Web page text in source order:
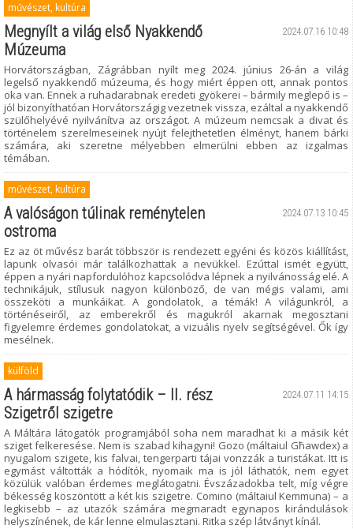
művészet, kultúra
2024.07.16 10:48
Megnyílt a világ első Nyakkendő
Múzeuma
Horvátországban, Zágrábban nyílt meg 2024. június 26-án a világ
legelső nyakkendő múzeuma, és hogy miért éppen ott, annak pontos
oka van. Ennek a ruhadarabnak eredeti gyökerei – bármily meglepő is –
jól bizonyíthatóan Horvátországig vezetnek vissza, ezáltal a nyakkendő
szülőhelyévé nyilvánítva az országot. A múzeum nemcsak a divat és
történelem szerelmeseinek nyújt felejthetetlen élményt, hanem bárki
számára, aki szeretne mélyebben elmerülni ebben az izgalmas
témában.
művészet, kultúra
2024.07.13 10:45
A valóságon túlinak reménytelen
ostroma
Ez az öt művész barát többször is rendezett egyéni és közös kiállítást,
lapunk olvasói már találkozhattak a nevükkel. Ezúttal ismét együtt,
éppen a nyári napfordulóhoz kapcsolódva lépnek a nyilvánosság elé. A
technikájuk, stílusuk nagyon különböző, de van mégis valami, ami
összeköti a munkáikat. A gondolatok, a témák! A világunkról, a
történéseiről, az emberekről és magukról akarnak megosztani
figyelemre érdemes gondolatokat, a vizuális nyelv segítségével. Ők így
mesélnek.
külföld
2024.07.11 14:15
A hármasság folytatódik – II. rész
Szigetről szigetre
A Máltára látogatók programjából soha nem maradhat ki a másik két
sziget felkeresése. Nem is szabad kihagyni! Gozo (máltaiul Għawdex) a
nyugalom szigete, kis falvai, tengerparti tájai vonzzák a turistákat. Itt is
egymást váltották a hódítók, nyomaik ma is jól láthatók, nem egyet
közülük valóban érdemes meglátogatni. Évszázadokba telt, míg végre
békesség köszöntött a két kis szigetre. Comino (máltaiul Kemmuna) – a
legkisebb – az utazók számára megmaradt egynapos kirándulások
helyszínének, de kár lenne elmulasztani. Ritka szép látványt kínál.